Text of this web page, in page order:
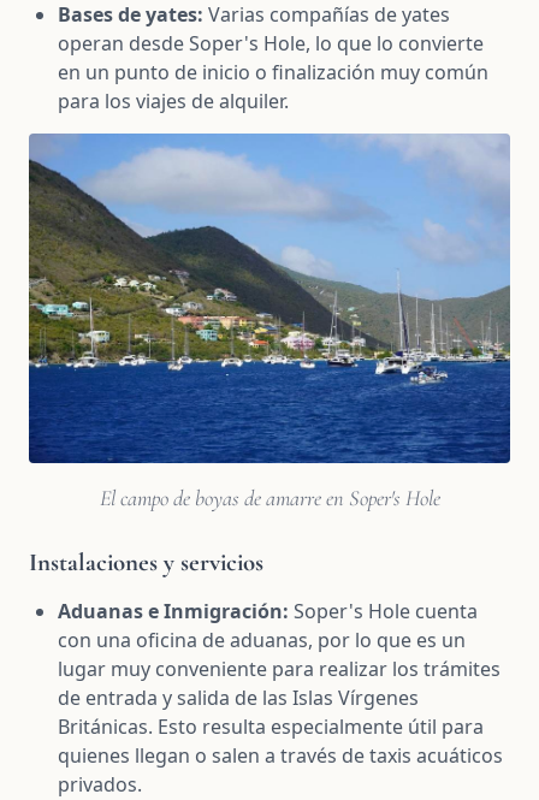
Bases de yates: Varias compañías de yates
operan desde Soper's Hole, lo que lo convierte
en un punto de inicio o finalización muy común
para los viajes de alquiler.
El campo de boyas de amarre en Soper's Hole
Instalaciones y servicios
Aduanas e Inmigración: Soper's Hole cuenta
con una oficina de aduanas, por lo que es un
lugar muy conveniente para realizar los trámites
de entrada y salida de las Islas Vírgenes
Británicas. Esto resulta especialmente útil para
quienes llegan o salen a través de taxis acuáticos
privados.